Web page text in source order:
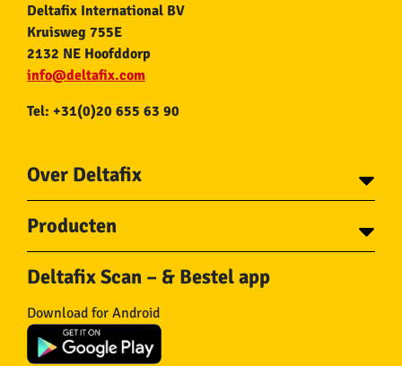
Deltafix International BV
Kruisweg 755E
2132 NE Hoofddorp
info@deltafix.com
Tel: +31(0)20 655 63 90
Over Deltafix
Voor gemeentes
Over Deltafix
Producten
Schroeven
Bouten
Draadnagels
Pluggen
Ketting en Toebehoren
Deltafix Scan – & Bestel app
Download for Android